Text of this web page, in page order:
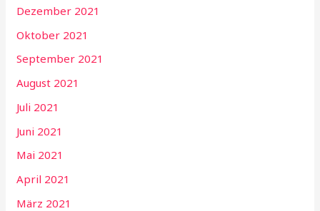
Dezember 2021
Oktober 2021
September 2021
August 2021
Juli 2021
Juni 2021
Mai 2021
April 2021
März 2021